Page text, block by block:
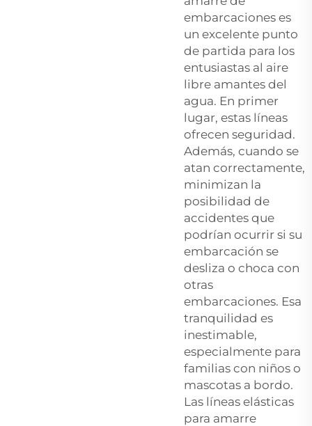
embarcaciones es
un excelente punto
de partida para los
entusiastas al aire
libre amantes del
agua. En primer
lugar, estas líneas
ofrecen seguridad.
Además, cuando se
atan correctamente,
minimizan la
posibilidad de
accidentes que
podrían ocurrir si su
embarcación se
desliza o choca con
otras
embarcaciones. Esa
tranquilidad es
inestimable,
especialmente para
familias con niños o
mascotas a bordo.
Las líneas elásticas
para amarre